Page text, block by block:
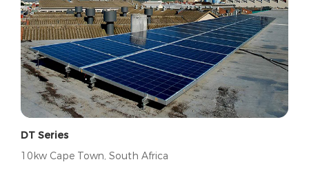
DT Series
10kw Cape Town, South Africa